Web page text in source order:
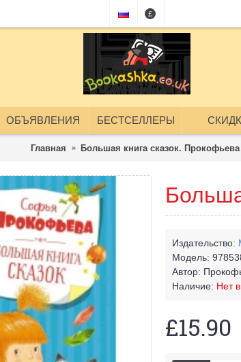
£
ОБЪЯВЛЕНИЯ БЕСТСЕЛЛЕРЫ
Главная Большая книга сказок. Прокофьева
Издательство:
Модель:
Автор:
Наличие: Нет
£15.90